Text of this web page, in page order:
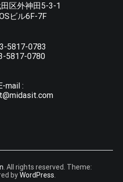
区外神田5-3-1
ビル6F-7F
5817-0783
5817-0780
mail :
. All rights reserved. Theme:
byWordPress